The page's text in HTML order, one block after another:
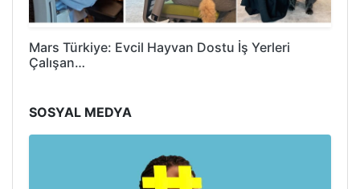
Mars Türkiye: Evcil Hayvan Dostu İş Yerleri
Çalışan…
SOSYAL MEDYA